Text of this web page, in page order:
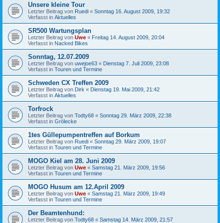
Unsere kleine Tour
Letzter Beitrag von Ruedi « Sonntag 16. August 2009, 19:32
Verfasst in Aktuelles
SR500 Wartungsplan
Letzter Beitrag von Uwe « Freitag 14. August 2009, 20:04
Verfasst in Nacked Bikes
Sonntag, 12.07.2009
Letzter Beitrag von uwejoe63 « Dienstag 7. Juli 2009, 23:08
Verfasst in Touren und Termine
Schweden CX Treffen 2009
Letzter Beitrag von Dirk « Dienstag 19. Mai 2009, 21:42
Verfasst in Aktuelles
Torfrock
Letzter Beitrag von Todty68 « Sonntag 29. März 2009, 22:38
Verfasst in Grölecke
1tes Güllepumpentreffen auf Borkum
Letzter Beitrag von Ruedi « Sonntag 29. März 2009, 19:07
Verfasst in Touren und Termine
MOGO Kiel am 28. Juni 2009
Letzter Beitrag von Uwe « Samstag 21. März 2009, 19:56
Verfasst in Touren und Termine
MOGO Husum am 12.April 2009
Letzter Beitrag von Uwe « Samstag 21. März 2009, 19:49
Verfasst in Touren und Termine
Der Beamtenhund:
Letzter Beitrag von Todty68 « Samstag 14. März 2009, 21:57